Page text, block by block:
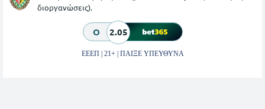
διοργανώσεις).
O 2.05
ΕΕΕΠ | 21+ | ΠΑΙΞΕ ΥΠΕΥΘΥΝΑ